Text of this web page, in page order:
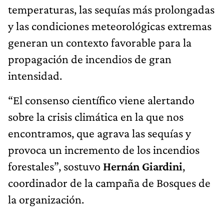
temperaturas, las sequías más prolongadas
y las condiciones meteorológicas extremas
generan un contexto favorable para la
propagación de incendios de gran
intensidad.
“El consenso científico viene alertando
sobre la crisis climática en la que nos
encontramos, que agrava las sequías y
provoca un incremento de los incendios
forestales”, sostuvo Hernán Giardini,
coordinador de la campaña de Bosques de
la organización.